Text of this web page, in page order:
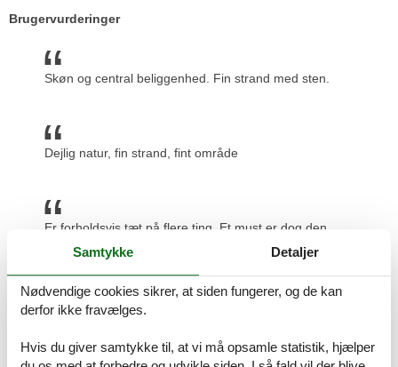
Brugervurderinger
Skøn og central beliggenhed. Fin strand med sten.
Dejlig natur, fin strand, fint område
Er forholdsvis tæt på flere ting. Et must er dog den
lette adgang til vandet og til havnen, der formentlig
syder af liv i varmere perioder
Prisgaranti og kundeservice
Uanset hvilket sommerhus i vandkanten Juelsminde du beslutter
dig for, er du naturligvis dækket af Felines prisgaranti. Det betyder
ganske enkelt at vi står inde for, at der ikke er én eneste af vores
Samtykke Detaljer
Nødvendige cookies sikrer, at siden fungerer, og de kan
derfor ikke fravælges.
Hvis du giver samtykke til, at vi må opsamle statistik, hjælper